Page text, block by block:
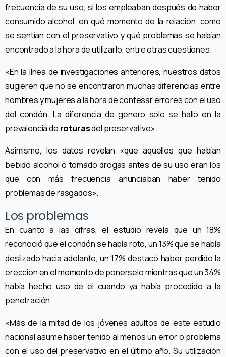
frecuencia de su uso, si los empleaban después de haber
consumido alcohol, en qué momento de la relación, cómo
se sentían con el preservativo y qué problemas se habían
encontrado a la hora de utilizarlo, entre otras cuestiones.
«En la línea de investigaciones anteriores, nuestros datos
sugieren que no se encontraron muchas diferencias entre
hombres y mujeres a la hora de confesar errores con el uso
del condón. La diferencia de género sólo se halló en la
prevalencia de roturasdel preservativo».
Asimismo, los datos revelan «que aquéllos que habían
bebido alcohol o tomado drogas antes de su uso eran los
que con más frecuencia anunciaban haber tenido
problemas de rasgados».
Los problemas
En cuanto a las cifras, el estudio revela que un 18%
reconoció que el condón se había roto, un 13% que se había
deslizado hacia adelante, un 17% destacó haber perdido la
erección en el momento de ponérselo mientras que un 34%
había hecho uso de él cuando ya había procedido a la
penetración.
«Más de la mitad de los jóvenes adultos de este estudio
nacional asume haber tenido al menos un error o problema
con el uso del preservativo en el último año. Su utilización